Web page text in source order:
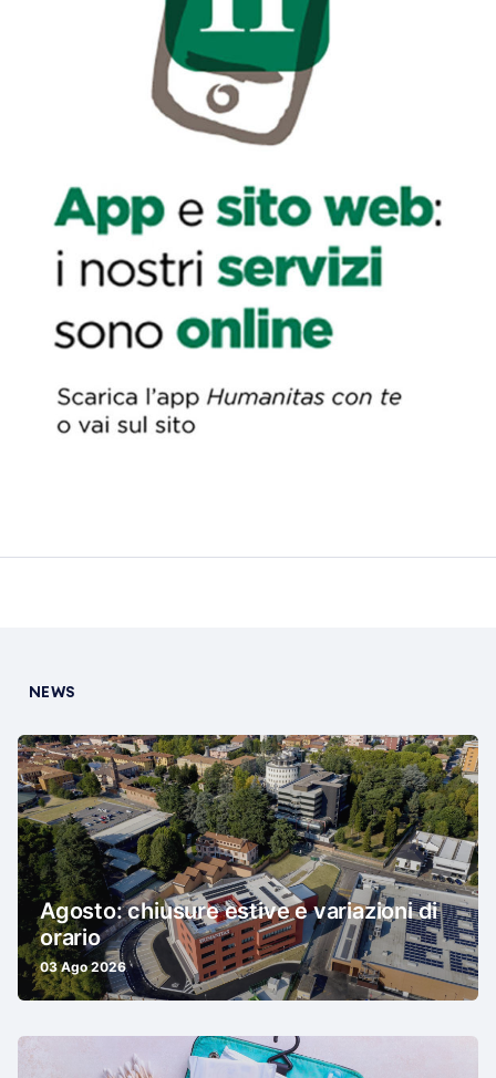
NEWS
Agosto: chiusure estive e variazioni di
orario
03 Ago 2026